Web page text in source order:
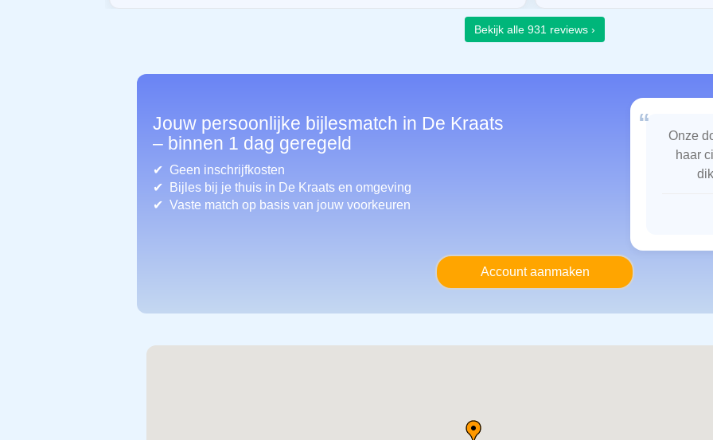
Bekijk alle 931 reviews ›
Jouw persoonlijke bijlesmatch in De Kraats
– binnen 1 dag geregeld
Geen inschrijfkosten
Bijles bij je thuis in De Kraats en omgeving
Vaste match op basis van jouw voorkeuren
“
Onze
haar
Account aanmaken